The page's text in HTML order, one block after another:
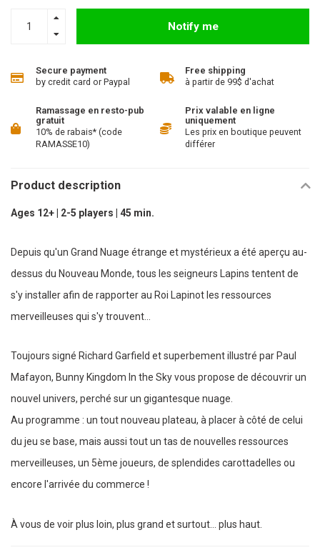
Notify me
Secure payment
by credit card or Paypal
Free shipping
à partir de 99$ d'achat
Ramassage en resto-pub
gratuit
10% de rabais* (code
RAMASSE10)
Prix valable en ligne
uniquement
Les prix en boutique peuvent
différer
Product description
Ages 12+ | 2-5 players | 45 min.
Depuis qu'un Grand Nuage étrange et mystérieux a été aperçu au-
dessus du Nouveau Monde, tous les seigneurs Lapins tentent de
s'y installer afin de rapporter au Roi Lapinot les ressources
merveilleuses qui s'y trouvent...
Toujours signé Richard Garfield et superbement illustré par Paul
Mafayon, Bunny Kingdom In the Sky vous propose de découvrir un
nouvel univers, perché sur un gigantesque nuage.
Au programme : un tout nouveau plateau, à placer à côté de celui
du jeu se base, mais aussi tout un tas de nouvelles ressources
merveilleuses, un 5ème joueurs, de splendides carottadelles ou
encore l'arrivée du commerce !
À vous de voir plus loin, plus grand et surtout… plus haut.